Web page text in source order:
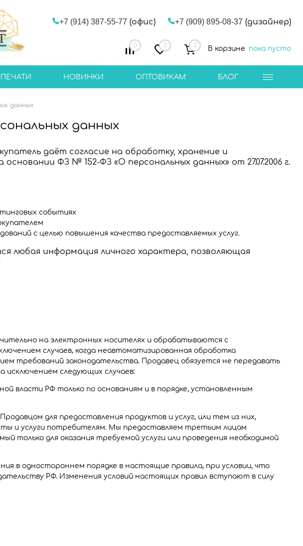
+7 (914) 387-55-77 (офис) +7 (909) 895-08-37 (дизайнер)
0 0 0 В корзине пока пусто
НОВИНКИ ОПТОВИКАМ БЛОГ
данных
данных
даёт согласие на обработку, хранение и
ФЗ № 152-ФЗ «О персональных данных» от 27.07.2006 г.
событиях
с целью повышения качества предоставляемых услуг.
любая информация личного характера, позволяющая
на электронных носителях и обрабатываются с
случаев, когда неавтоматизированная обработка
требований законодательства. Продавец обязуется не передавать
исключением следующих случаев:
власти РФ только по основаниям и в порядке, установленным
для предоставления продуктов и услуг, или тем из них,
и услуги потребителям. Мы предоставляем третьим лицам
только для оказания требуемой услуги или проведения необходимой
в одностороннем порядке в настоящие правила, при условии, что
РФ. Изменения условий настоящих правил вступают в силу